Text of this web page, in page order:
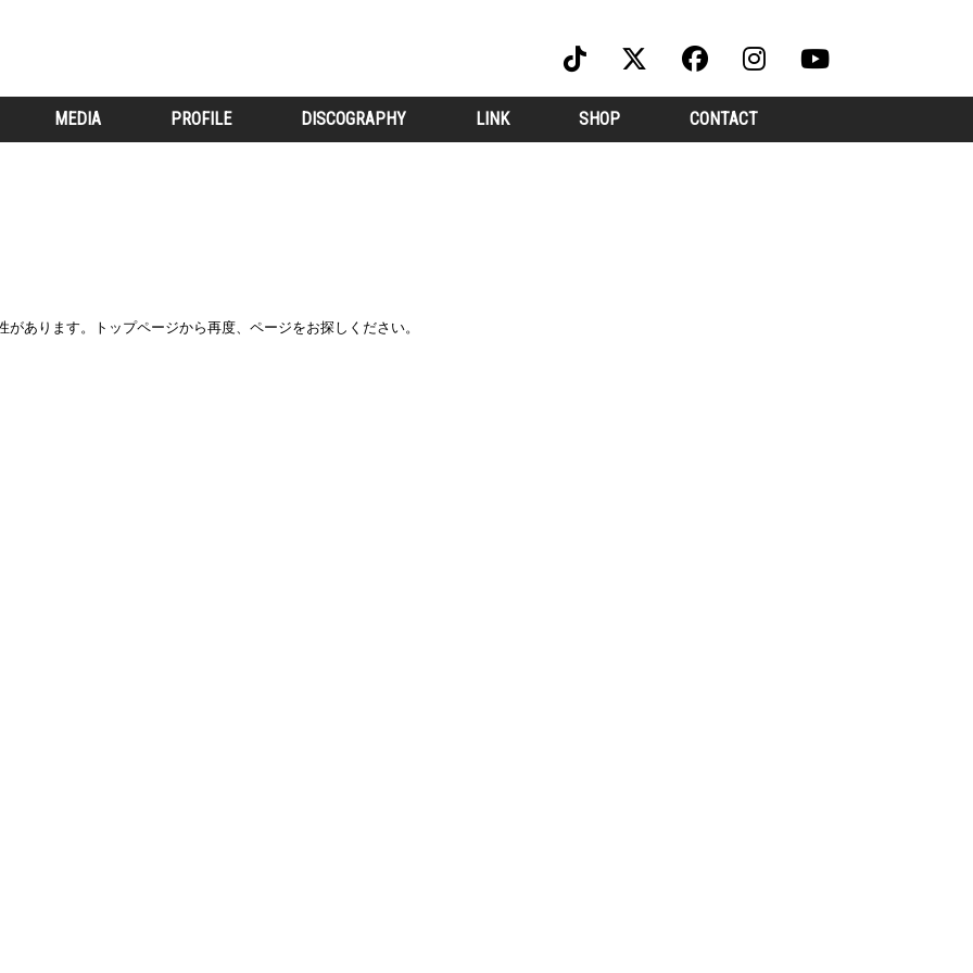
MEDIA PROFILE DISCOGRAPHY LINK SHOP CONTACT
あります。トップページから再度、ページをお探しください。